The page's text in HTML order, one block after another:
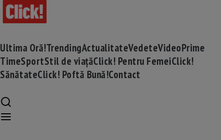
Ultima Oră!TrendingActualitateVedeteVideoPrime
TimeSportStil de viațăClick! Pentru FemeiClick!
SănătateClick! Poftă Bună!Contact